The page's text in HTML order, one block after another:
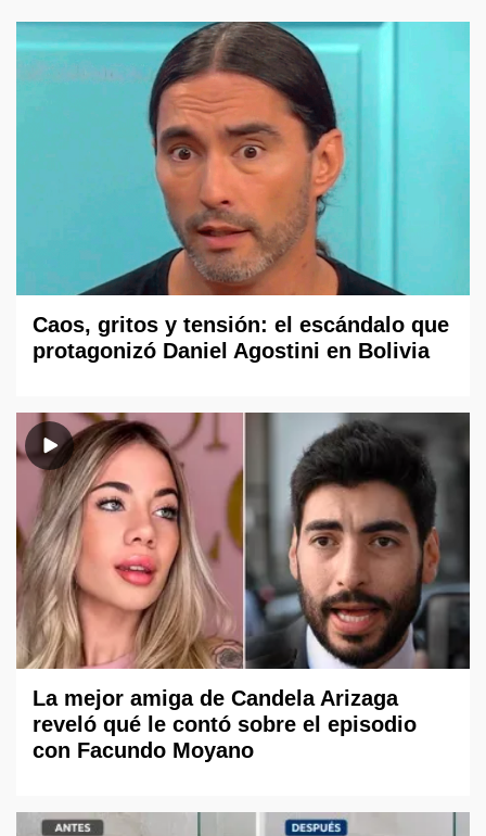
Caos, gritos y tensión: el escándalo que
protagonizó Daniel Agostini en Bolivia
La mejor amiga de Candela Arizaga
reveló qué le contó sobre el episodio
con Facundo Moyano